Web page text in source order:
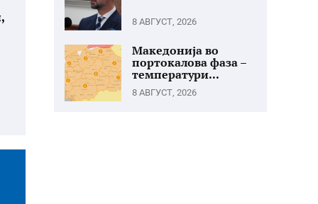
8 АВГУСТ, 2026
Македонија во
портокалова фаза –
температури...
8 АВГУСТ, 2026